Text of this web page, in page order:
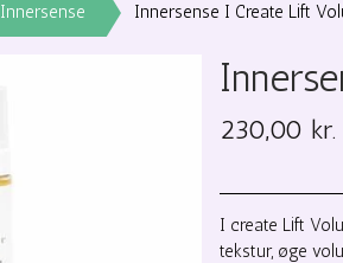
Innersense Innersense I Create Lift
230,00 kr.
I create Lift
tekstur, øge